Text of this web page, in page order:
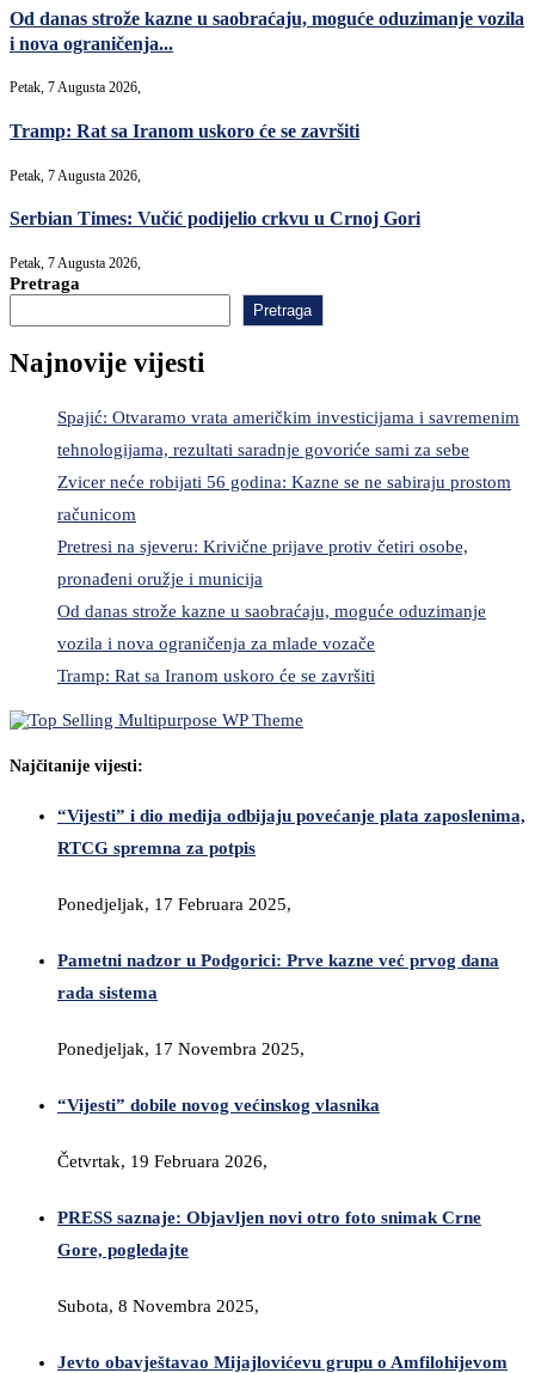
Od danas strože kazne u saobraćaju, moguće oduzimanje vozila
i nova ograničenja...
Petak, 7 Augusta 2026,
Tramp: Rat sa Iranom uskoro će se završiti
Petak, 7 Augusta 2026,
Serbian Times: Vučić podijelio crkvu u Crnoj Gori
Petak, 7 Augusta 2026,
Pretraga
Pretraga
Najnovije vijesti
Spajić: Otvaramo vrata američkim investicijama i savremenim
tehnologijama, rezultati saradnje govoriće sami za sebe
Zvicer neće robijati 56 godina: Kazne se ne sabiraju prostom
računicom
Pretresi na sjeveru: Krivične prijave protiv četiri osobe,
pronađeni oružje i municija
Od danas strože kazne u saobraćaju, moguće oduzimanje
vozila i nova ograničenja za mlade vozače
Tramp: Rat sa Iranom uskoro će se završiti
Najčitanije vijesti:
“Vijesti” i dio medija odbijaju povećanje plata zaposlenima,
RTCG spremna za potpis
Ponedjeljak, 17 Februara 2025,
Pametni nadzor u Podgorici: Prve kazne već prvog dana
rada sistema
Ponedjeljak, 17 Novembra 2025,
“Vijesti” dobile novog većinskog vlasnika
Četvrtak, 19 Februara 2026,
PRESS saznaje: Objavljen novi otro foto snimak Crne
Gore, pogledajte
Subota, 8 Novembra 2025,
Jevto obavještavao Mijajlovićevu grupu o Amfilohijevom